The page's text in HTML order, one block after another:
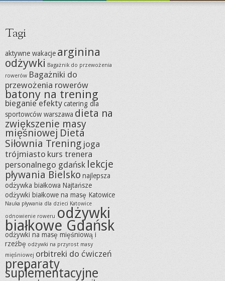
Tagi
aktywne wakacje arginina
odżywki Bagażnik do przewożenia
rowerów Bagażniki do
przewożenia rowerów
batony na trening
bieganie efektycatering dla
sportowców warszawa dieta na
zwiększenie masy
mięśniowej Dieta
Siłownia Trening joga
trójmiasto kurs trenera
personalnego gdańsk lekcje
pływania Bielskonajlepsza
odżywka białkowa Najtańsze
odżywki białkowe na masę Katowice
Nauka pływania dla dzieci Katowice
odnowienie roweru odżywki
białkowe Gdańsk
odżywki na masę mięśniową i
rzeźbę odżywki na przyrost masy
mięśniowej orbitreki do ćwiczeń
preparaty
suplementacyjne